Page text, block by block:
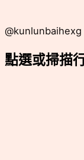
@kunlunbaihexg
點選或掃描